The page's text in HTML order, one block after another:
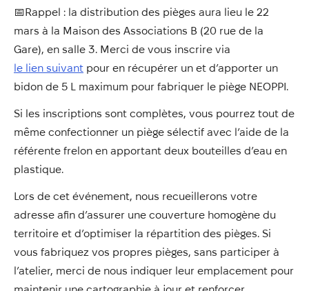
📅Rappel : la distribution des pièges aura lieu le 22
mars à la Maison des Associations B (20 rue de la
Gare), en salle 3. Merci de vous inscrire via
le lien suivant pour en récupérer un et d’apporter un
bidon de 5 L maximum pour fabriquer le piège NEOPPI.
Si les inscriptions sont complètes, vous pourrez tout de
même confectionner un piège sélectif avec l’aide de la
référente frelon en apportant deux bouteilles d’eau en
plastique.
Lors de cet événement, nous recueillerons votre
adresse afin d’assurer une couverture homogène du
territoire et d’optimiser la répartition des pièges. Si
vous fabriquez vos propres pièges, sans participer à
l’atelier, merci de nous indiquer leur emplacement pour